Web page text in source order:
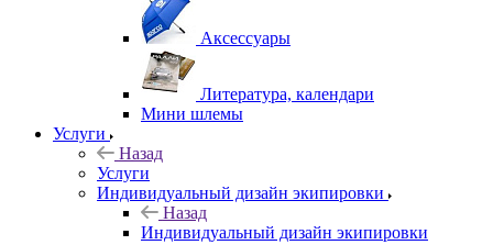
Аксессуары
Литература, календари
Мини шлемы
Услуги
Назад
Услуги
Индивидуальный дизайн экипировки
Назад
Индивидуальный дизайн экипировки